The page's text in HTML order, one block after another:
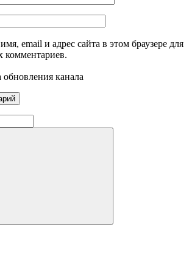
email и адрес сайта в этом браузере для
обновления канала
Поиск